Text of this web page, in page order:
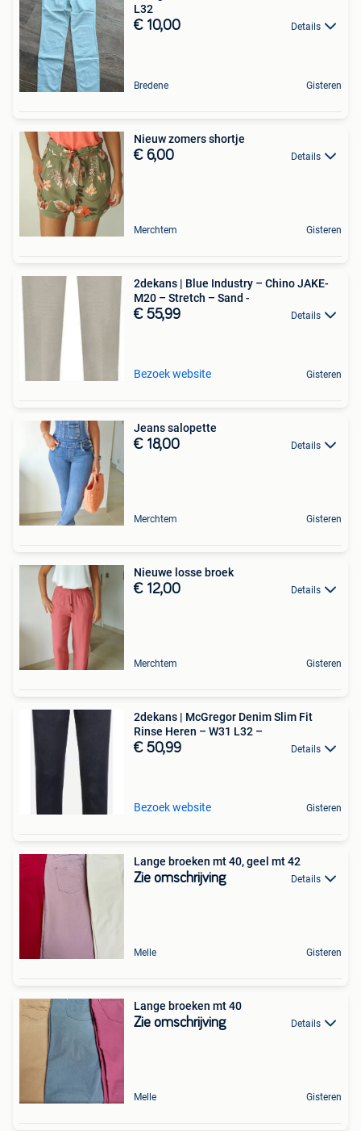
L32
€ 10,00 Details
Bredene Gisteren
Nieuw zomers shortje
€ 6,00 Details
Merchtem Gisteren
2dekans | Blue Industry – Chino JAKE-
M20 – Stretch – Sand -
€ 55,99 Details
Bezoek website Gisteren
Jeans salopette
€ 18,00 Details
Merchtem Gisteren
Nieuwe losse broek
€ 12,00 Details
Merchtem Gisteren
2dekans | McGregor Denim Slim Fit
Rinse Heren – W31 L32 –
€ 50,99 Details
Bezoek website Gisteren
Lange broeken mt 40, geel mt 42
Zie omschrijving Details
Melle Gisteren
Lange broeken mt 40
Zie omschrijving Details
Melle Gisteren